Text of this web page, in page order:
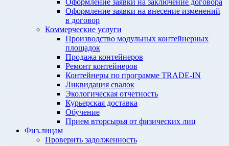
Оформление заявки на заключение договора
Оформление заявки на внесение изменений
в договор
Коммерческие услуги
Производство модульных контейнерных
площадок
Продажа контейнеров
Ремонт контейнеров
Контейнеры по программе TRADE-IN
Ликвидация свалок
Экологическая отчетность
Курьерская доставка
Обучение
Прием вторсырья от физических лиц
Физ.лицам
Проверить задолженность